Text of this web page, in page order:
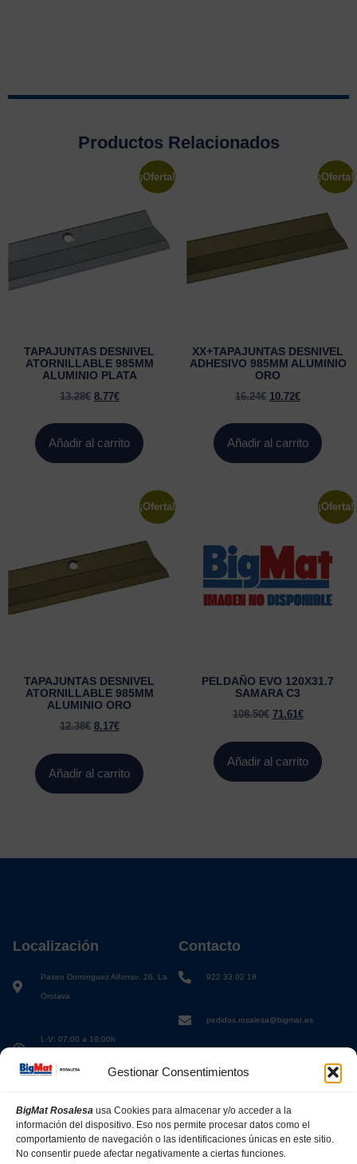
Gestionar Consentimientos
BigMat Rosalesa usa Cookies para almacenar y/o acceder a la
información del dispositivo. Eso nos permite procesar datos como el
comportamiento de navegación o las identificaciones únicas en este sitio.
No consentir puede afectar negativamente a ciertas funciones.
Productos Relacionados
¡Oferta!
TAPAJUNTAS DESNIVEL
ATORNILLABLE 985MM
ALUMINIO PLATA
13.28€ 8.77€
Añadir al carrito
¡Oferta!
XX+TAPAJUNTAS DESNIVEL
ADHESIVO 985MM ALUMINIO
ORO
16.24€ 10.72€
Añadir al carrito
¡Oferta!
TAPAJUNTAS DESNIVEL
ATORNILLABLE 985MM
ALUMINIO ORO
12.38€ 8.17€
Añadir al carrito
¡Oferta!
PELDAÑO EVO 120X31.7
SAMARA C3
108.50€ 71.61€
Añadir al carrito
Localización
Paseo Domínguez Alfonso, 26. La
Orotava
L-V: 07:00 a 19:00h
Contacto
922 33 02 18
pedidos.rosalesa@bigmat.es